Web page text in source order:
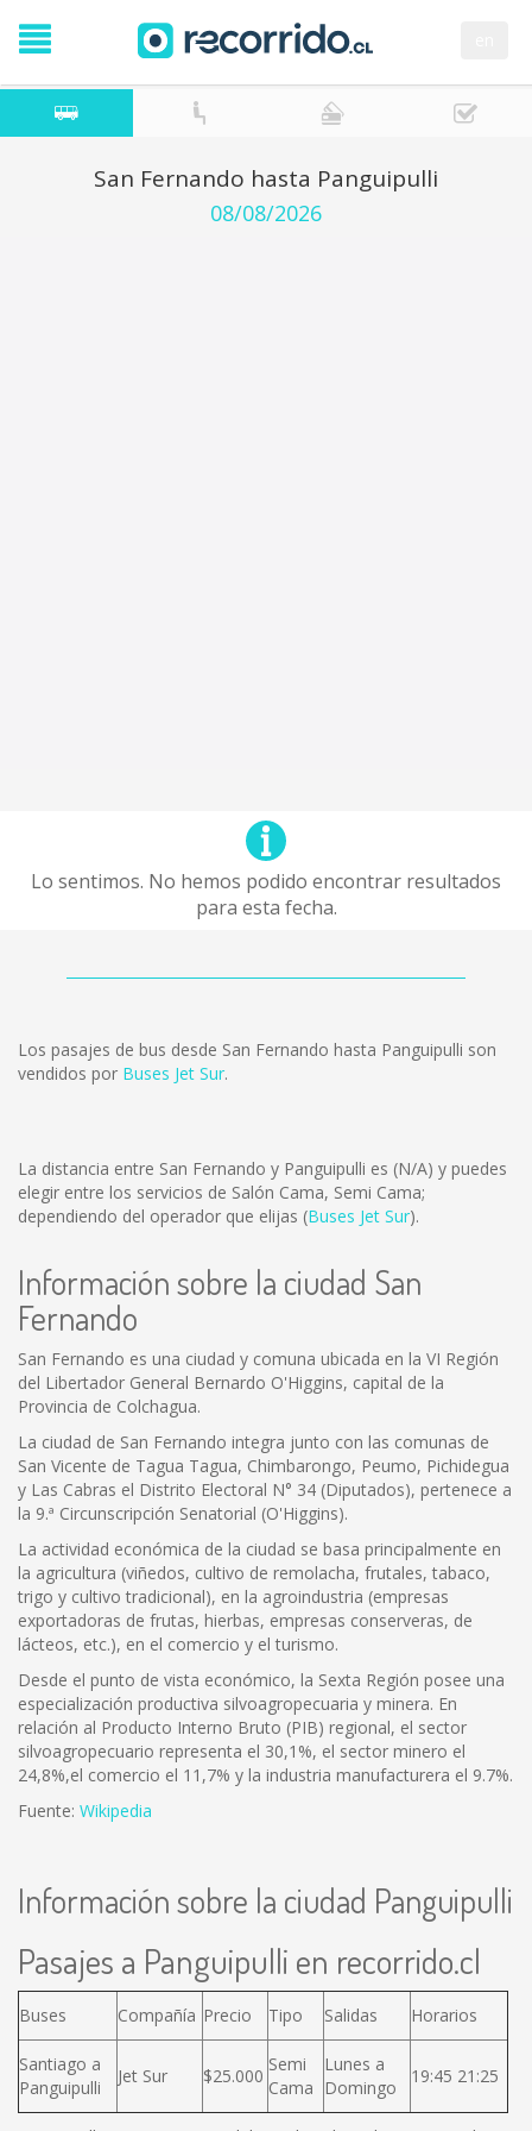
San Fernando hasta Panguipulli
08/08/2026
Lo sentimos. No hemos podido encontrar resultados
para esta fecha.
Los pasajes de bus desde San Fernando hasta Panguipulli son
vendidos por Buses Jet Sur.
La distancia entre San Fernando y Panguipulli es (N/A) y puedes
elegir entre los servicios de Salón Cama, Semi Cama;
dependiendo del operador que elijas (Buses Jet Sur).
Información sobre la ciudad San
Fernando
San Fernando es una ciudad y comuna ubicada en la VI Región
del Libertador General Bernardo O'Higgins, capital de la
Provincia de Colchagua.
La ciudad de San Fernando integra junto con las comunas de
San Vicente de Tagua Tagua, Chimbarongo, Peumo, Pichidegua
y Las Cabras el Distrito Electoral N° 34 (Diputados), pertenece a
la 9.ª Circunscripción Senatorial (O'Higgins).
La actividad económica de la ciudad se basa principalmente en
la agricultura (viñedos, cultivo de remolacha, frutales, tabaco,
trigo y cultivo tradicional), en la agroindustria (empresas
exportadoras de frutas, hierbas, empresas conserveras, de
lácteos, etc.), en el comercio y el turismo.
Desde el punto de vista económico, la Sexta Región posee una
especialización productiva silvoagropecuaria y minera. En
relación al Producto Interno Bruto (PIB) regional, el sector
silvoagropecuario representa el 30,1%, el sector minero el
24,8%,el comercio el 11,7% y la industria manufacturera el 9.7%.
Fuente: Wikipedia
Información sobre la ciudad Panguipulli
Pasajes a Panguipulli en recorrido.cl
Buses Compañía Precio Tipo Salidas Horarios
Santiago a
Panguipulli
Jet Sur $25.000
Semi
Cama
Lunes a
Domingo
19:45 21:25